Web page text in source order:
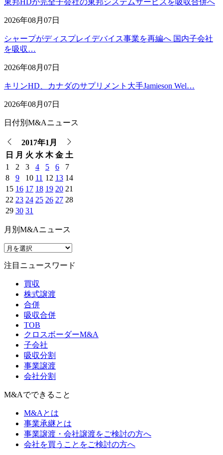
東邦HDが完全子会社の東邦システムサービスを吸収合併へ
2026年08月07日
シャープがディスプレイデバイス事業を再編へ 国内子会社
を吸収…
2026年08月07日
キリンHD、カナダのサプリメント大手Jamieson Wel…
2026年08月07日
日付別M&Aニュース
2017年1月
日
月 火 水 木 金 土
1
2 3 4 5 6
7
8
9 10 11 12 13 14
15 16 17 18 19 20 21
22 23 24 25 26 27 28
29 30 31
月別M&Aニュース
注目ニュースワード
買収
株式譲渡
合併
吸収合併
TOB
クロスボーダーM&A
子会社
吸収分割
事業譲渡
会社分割
M&Aでできること
M&Aとは
事業承継とは
事業譲渡・会社譲渡をご検討の方へ
会社を買うことをご検討の方へ